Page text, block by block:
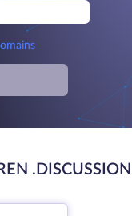
.DISCUSSION